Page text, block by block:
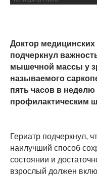
Доктор
подчеркнул
мышечной массы у
называемого
пять часов в
профилактическим
Гериатр подчеркнул,
наилучший способ
состоянии и
взрослый должен